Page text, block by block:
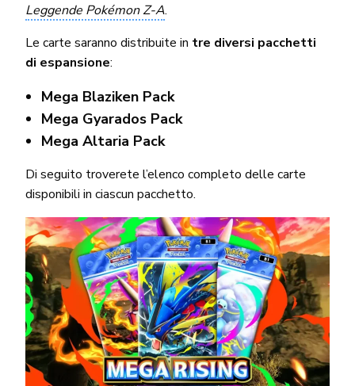
Leggende Pokémon Z-A.
Le carte saranno distribuite in tre diversi pacchetti
di espansione:
Mega Blaziken Pack
Mega Gyarados Pack
Mega Altaria Pack
Di seguito troverete l’elenco completo delle carte
disponibili in ciascun pacchetto.